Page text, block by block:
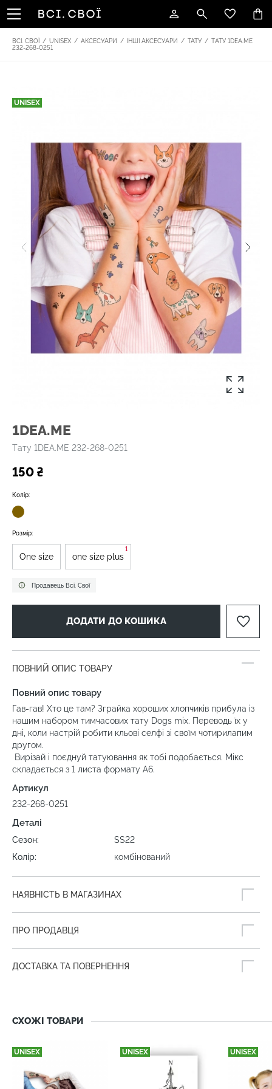
ВСІ. СВОЇ / UNISEX / АКСЕСУАРИ / ІНШІ АКСЕСУАРИ / ТАТУ / TАТУ 1DEA.ME
232-268-0251
UNISEX
1DEA.ME
Tату 1DEA.ME 232-268-0251
150 ₴
Продавець Всі. Свої
Колір:
Розмір:
One size one size plus
1
ДОДАТИ ДО КОШИКА
ПОВНИЙ ОПИС ТОВАРУ
Повний опис товару
Гав-гав! Хто це там? Зграйка хороших хлопчиків прибула із
нашим набором тимчасових тату Dogs mix. Переводь їх у
дні, коли настрій робити кльові селфі зі своїм чотирилапим
другом.
Вирізай і поєднуй татуювання як тобі подобається. Мікс
складається з 1 листа формату А6.
Артикул
232-268-0251
Деталі
Сезон:
SS22
Колір:
комбінований
НАЯВНІСТЬ В МАГАЗИНАХ
ПРО ПРОДАВЦЯ
ДОСТАВКА ТА ПОВЕРНЕННЯ
СХОЖІ ТОВАРИ
UNISEX UNISEX UNISEX